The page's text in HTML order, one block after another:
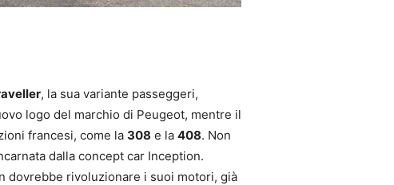
, la sua variante passeggeri,
logo del marchio di Peugeot, mentre il
francesi, come la 308 e la 408. Non
dalla concept car Inception.
dovrebbe rivoluzionare i suoi motori, già